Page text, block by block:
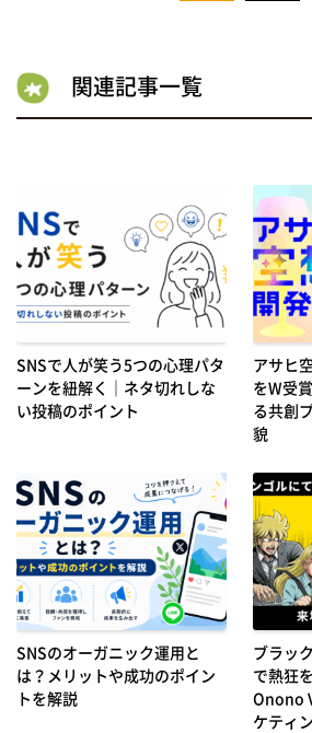
関連記事一覧
SNSで人が笑う5つの心理パタ
ーンを紐解く｜ネタ切れしな
い投稿のポイント
アサヒ
をW受
る共創
貌
SNSのオーガニック運用と
は？メリットや成功のポイン
トを解説
ブラッ
で熱狂
Onono
ケティ